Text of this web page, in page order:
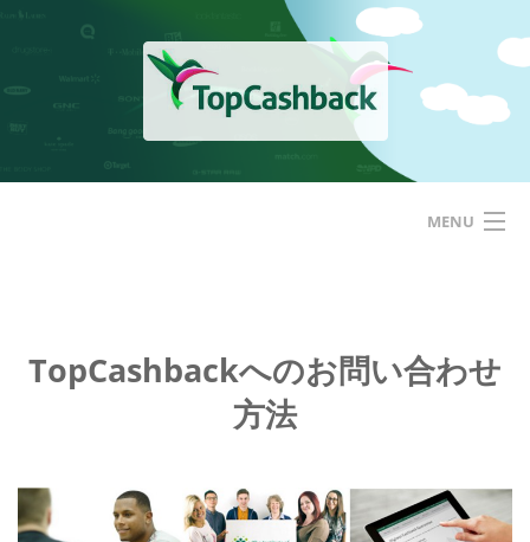
MENU
TopCashbackアメリカ
基本的な使い方
TopCashbackへのお問い合わせ
方法